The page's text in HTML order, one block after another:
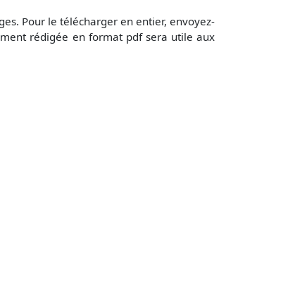
Pour le télécharger en entier, envoyez-
rédigée en format pdf sera utile aux